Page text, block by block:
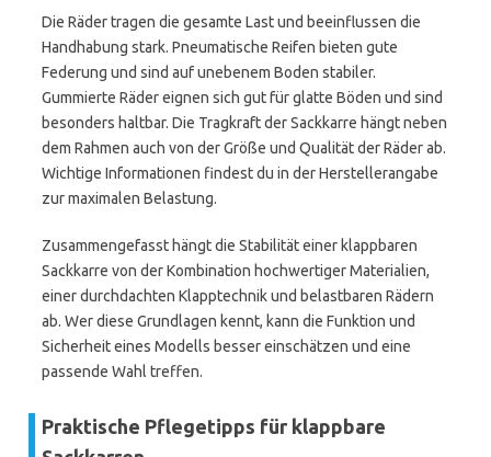
Die Räder tragen die gesamte Last und beeinflussen die
Handhabung stark. Pneumatische Reifen bieten gute
Federung und sind auf unebenem Boden stabiler.
Gummierte Räder eignen sich gut für glatte Böden und sind
besonders haltbar. Die Tragkraft der Sackkarre hängt neben
dem Rahmen auch von der Größe und Qualität der Räder ab.
Wichtige Informationen findest du in der Herstellerangabe
zur maximalen Belastung.
Zusammengefasst hängt die Stabilität einer klappbaren
Sackkarre von der Kombination hochwertiger Materialien,
einer durchdachten Klapptechnik und belastbaren Rädern
ab. Wer diese Grundlagen kennt, kann die Funktion und
Sicherheit eines Modells besser einschätzen und eine
passende Wahl treffen.
Praktische Pflegetipps für klappbare